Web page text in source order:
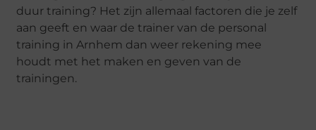
duur training? Het zijn allemaal factoren die je zelf
aan geeft en waar de trainer van de personal
training in Arnhem dan weer rekening mee
houdt met het maken en geven van de
trainingen.